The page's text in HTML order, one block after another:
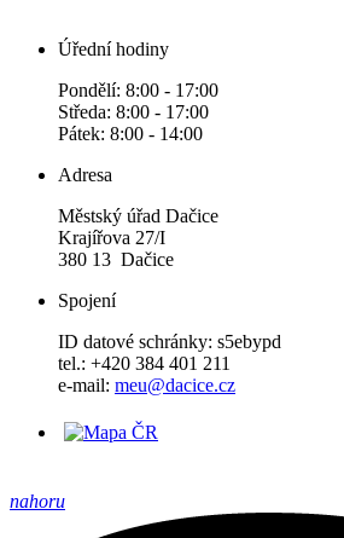
Úřední hodiny
Pondělí: 8:00 - 17:00
Středa: 8:00 - 17:00
Pátek: 8:00 - 14:00
Adresa
Městský úřad Dačice
Krajířova 27/I
380 13 Dačice
Spojení
ID datové schránky: s5ebypd
tel.: +420 384 401 211
e-mail: meu@dacice.cz
nahoru